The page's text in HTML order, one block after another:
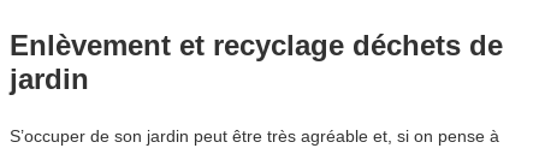
Enlèvement et recyclage déchets de
jardin
S’occuper de son jardin peut être très agréable et, si on pense à